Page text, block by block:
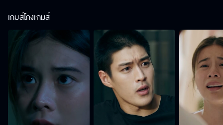
เกมส์โกงเกมส์